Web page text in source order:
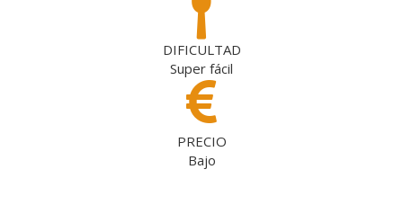
DIFICULTAD
Super fácil
PRECIO
Bajo